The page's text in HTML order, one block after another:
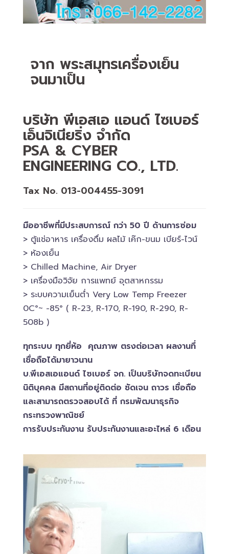
จาก พระสมุทรเครื่องเย็น
จนมาเป็น
บริษัท พีเอสเอ แอนด์ ไซเบอร์
เอ็นจิเนียริ่ง จำกัด
PSA & CYBER
ENGINEERING CO., LTD.
Tax No. 013-004455-3091
มืออาชีพที่มีประสบการณ์ กว่า 50 ปี ด้านการซ่อม
> ตู้แช่อาหาร เครื่องดื่ม ผลไม้ เค๊ก-ขนม เบียร์-ไวน์​
> ห้องเย็น
> Chilled​ Machine, Air Dryer
> เครื่องมือวิจัย การแพทย์​ อุตสาหกรรม
> ระบบความเย็นต่ำ Very Low Temp Freezer
0C°~ -​85° ( R-23, R-170, R-190, R-290, R-
508b )
ทุกระบบ ทุกยี่ห้อ คุณภาพ ตรงต่อเวลา ผลงานทึ่
เชื่อถือได้มายาวนาน
บ.พีเอสเอ​แอนด์ ไซเบอร์​ จก. เป็นบริษัทจดทะเบียน
นิติบุคคล​ มีสถานที่อยู่ติดต่อ ชัดเจน ถาวร เชื่อถือ
และสามารถตรวจสอบ​ได้ ที่ กรมพัฒนาธุรกิจ​
กระทรวงพาณิชย์
การรับประกันงาน รับประกันงานและอะไหล่ 6 เดือน